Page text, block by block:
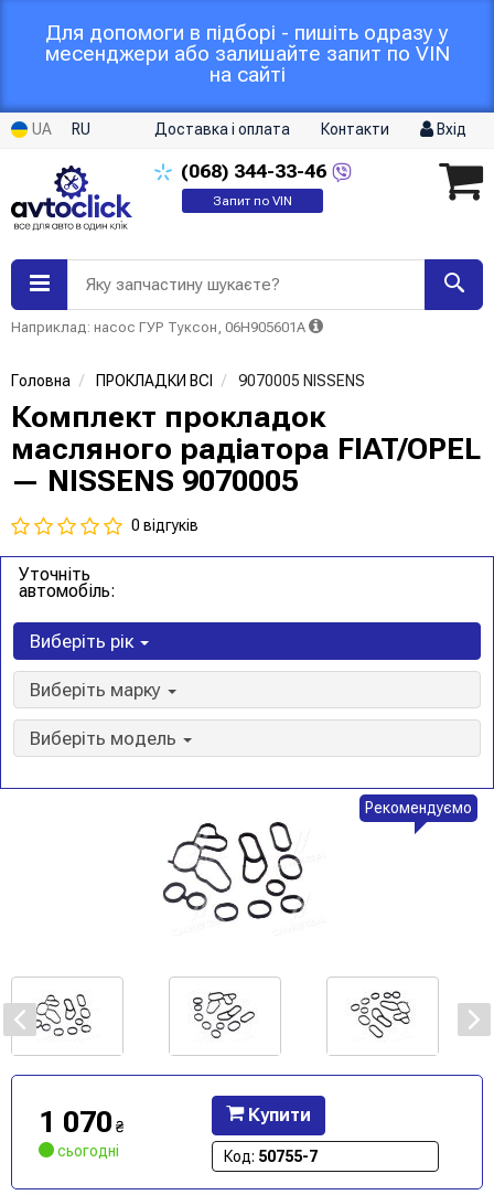
Для допомоги в підборі - пишіть одразу у
месенджери або залишайте запит по VIN
на сайті
UA RU Доставка і оплата Контакти Вхід
(068) 344-33-46
Запит по VIN
Яку запчастину шукаєте?
Наприклад: насос ГУР Туксон, 06H905601A
Головна ПРОКЛАДКИ ВСІ 9070005 NISSENS
Комплект прокладок
масляного радіатора FIAT/OPEL
— NISSENS 9070005
0 відгуків
Уточніть
автомобіль:
Виберіть рік
Виберіть марку
Виберіть модель
Рекомендуємо
1 070 ₴
сьогодні
Купити
Код: 50755-7